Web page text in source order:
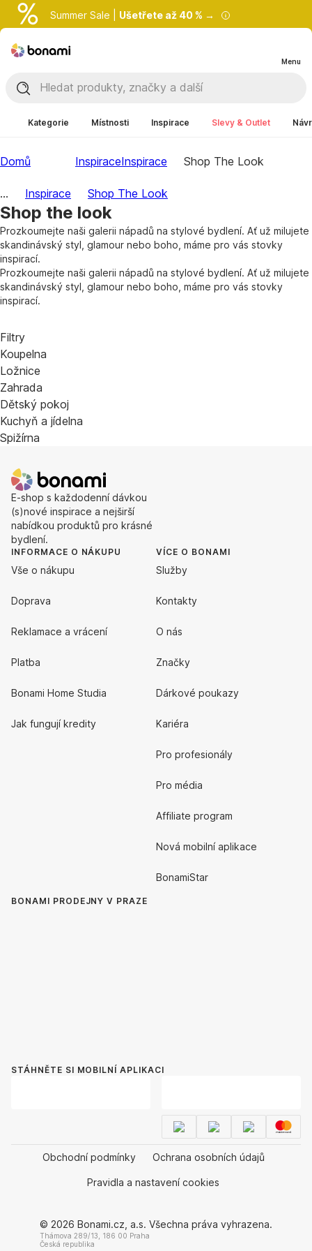
Summer Sale | Ušetřete až 40 % →
Menu
Kategorie Místnosti Inspirace Slevy & Outlet
Domů InspiraceInspirace Shop The Look
... Inspirace Shop The Look
Shop the look
Prozkoumejte naši galerii nápadů na stylové bydlení. Ať už milujete
skandinávský styl, glamour nebo boho, máme pro vás stovky
inspirací.
Prozkoumejte naši galerii nápadů na stylové bydlení. Ať už milujete
skandinávský styl, glamour nebo boho, máme pro vás stovky
inspirací.
Filtry
Koupelna
Ložnice
Zahrada
Dětský pokoj
Kuchyň a jídelna
Spižírna
E-shop s každodenní dávkou
(s)nové inspirace a nejširší
nabídkou produktů pro krásné
bydlení.
INFORMACE O NÁKUPU
Vše o nákupu
Doprava
Reklamace a vrácení
Platba
Bonami Home Studia
Jak fungují kredity
VÍCE O BONAMI
Služby
Kontakty
O nás
Značky
Dárkové poukazy
Kariéra
Pro profesionály
Pro média
Affiliate program
Nová mobilní aplikace
BonamiStar
BONAMI PRODEJNY V PRAZE
STÁHNĚTE SI MOBILNÍ APLIKACI
Obchodní podmínky Ochrana osobních údajů
Pravidla a nastavení cookies
© 2026 Bonami.cz, a.s. Všechna práva vyhrazena.
Thámova 289/13, 186 00 Praha
Česká republika